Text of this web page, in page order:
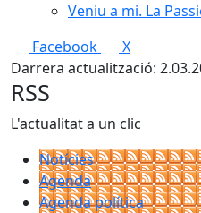
Veniu a mi. La
Facebook
X
Darrera actualització:
RSS
L'actualitat a un clic
Notícies
Agenda
Agenda política